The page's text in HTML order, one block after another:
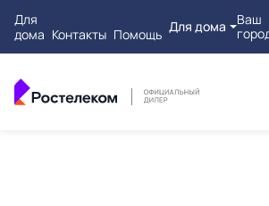
Для
дома Контакты Помощь Для дома
Ваш